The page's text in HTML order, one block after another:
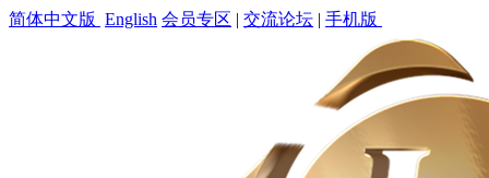
简体中文版 English 会员专区 | 交流论坛 | 手机版